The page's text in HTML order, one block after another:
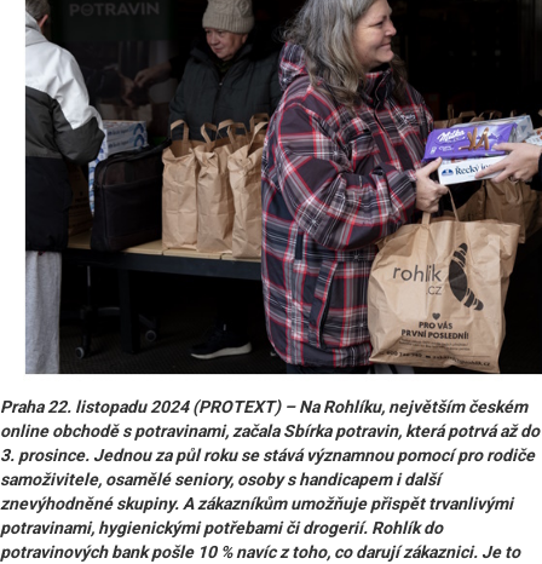
Praha 22. listopadu 2024 (PROTEXT) – Na Rohlíku, největším českém
online obchodě s potravinami, začala Sbírka potravin, která potrvá až do
3. prosince. Jednou za půl roku se stává významnou pomocí pro rodiče
samoživitele, osamělé seniory, osoby s handicapem i další
znevýhodněné skupiny. A zákazníkům umožňuje přispět trvanlivými
potravinami, hygienickými potřebami či drogerií. Rohlík do
potravinových bank pošle 10 % navíc z toho, co darují zákaznici. Je to